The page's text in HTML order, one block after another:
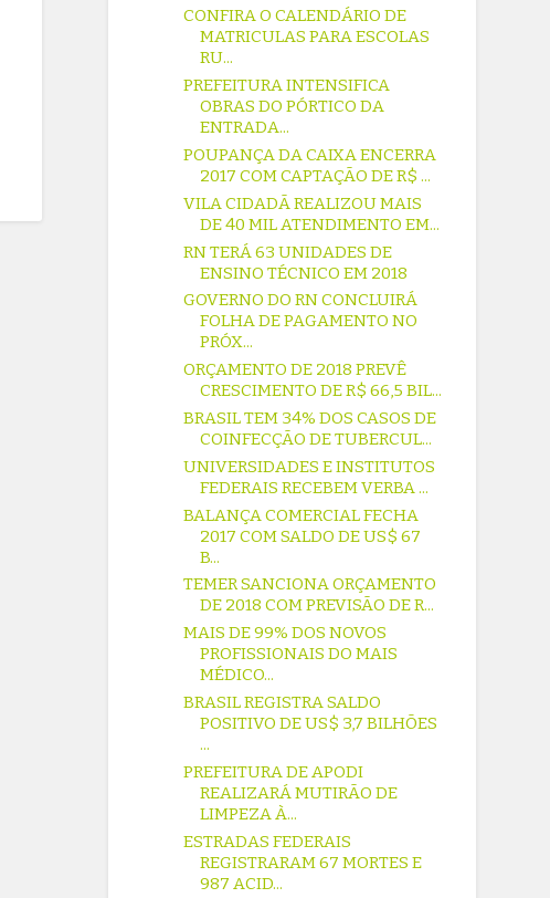
CONFIRA O CALENDÁRIO DE
MATRICULAS PARA ESCOLAS
RU...
PREFEITURA INTENSIFICA
OBRAS DO PÓRTICO DA
ENTRADA...
POUPANÇA DA CAIXA ENCERRA
2017 COM CAPTAÇÃO DE R$ ...
VILA CIDADÃ REALIZOU MAIS
DE 40 MIL ATENDIMENTO EM...
RN TERÁ 63 UNIDADES DE
ENSINO TÉCNICO EM 2018
GOVERNO DO RN CONCLUIRÁ
FOLHA DE PAGAMENTO NO
PRÓX...
ORÇAMENTO DE 2018 PREVÊ
CRESCIMENTO DE R$ 66,5 BIL...
BRASIL TEM 34% DOS CASOS DE
COINFECÇÃO DE TUBERCUL...
UNIVERSIDADES E INSTITUTOS
FEDERAIS RECEBEM VERBA ...
BALANÇA COMERCIAL FECHA
2017 COM SALDO DE US$ 67
B...
TEMER SANCIONA ORÇAMENTO
DE 2018 COM PREVISÃO DE R...
MAIS DE 99% DOS NOVOS
PROFISSIONAIS DO MAIS
MÉDICO...
BRASIL REGISTRA SALDO
POSITIVO DE US$ 3,7 BILHÕES
...
PREFEITURA DE APODI
REALIZARÁ MUTIRÃO DE
LIMPEZA À...
ESTRADAS FEDERAIS
REGISTRARAM 67 MORTES E
987 ACID...